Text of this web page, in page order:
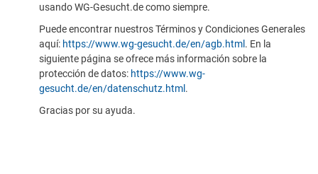
usando WG-Gesucht.de como siempre.
Puede encontrar nuestros Términos y Condiciones Generales
aquí: https://www.wg-gesucht.de/en/agb.html . En la
siguiente página se ofrece más información sobre la
protección de datos: https://www.wg-
gesucht.de/en/datenschutz.html .
Gracias por su ayuda.